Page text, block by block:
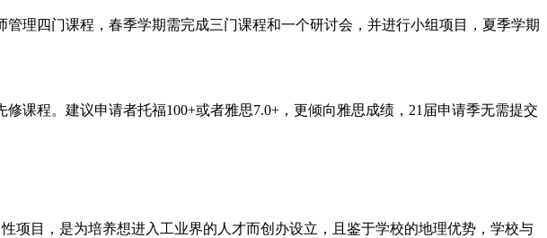
四门课程，春季学期需完成三门课程和一个研讨会，并进行小组项目，夏季学期
程。建议申请者托福100+或者雅思7.0+，更倾向雅思成绩，21届申请季无需提交
项目，是为培养想进入工业界的人才而创办设立，且鉴于学校的地理优势，学校与